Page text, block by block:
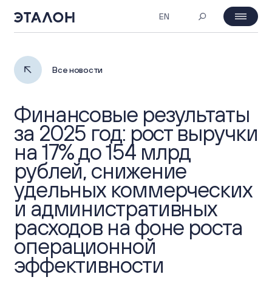
EN
MOEX: ETLN
₽ 23.94 -2%
О компании
Профиль компании
Обзор бизнеса
Портфель проектов
Стратегия
Корпоративное управление
Собрания акционеров
Совет Директоров и комитеты
Корпоративные документы
Инвесторам
Основные показатели
Инвестиционная привлекательность
ESG
Отчеты об устойчивом развитии
Пресс-центр
Все новости
Финансовые результаты
за 2025 год: рост выручки
на 17% до 154 млрд
рублей, снижение
удельных коммерческих
и административных
расходов на фоне роста
операционной
эффективности